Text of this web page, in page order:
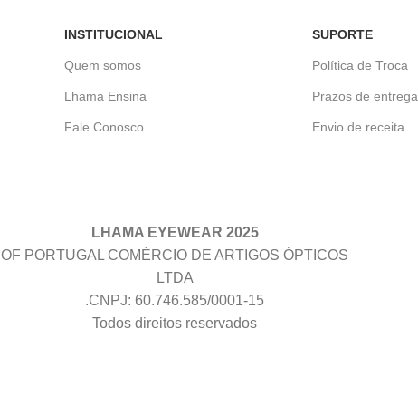
INSTITUCIONAL
Quem somos
Lhama Ensina
Fale Conosco
SUPORTE
Política de Troca
Prazos de entrega
Envio de receita
LHAMA EYEWEAR 2025
OF PORTUGAL COMÉRCIO DE ARTIGOS ÓPTICOS
LTDA
.CNPJ: 60.746.585/0001-15
Todos direitos reservados